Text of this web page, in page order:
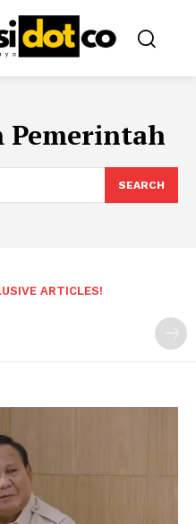
Pemerintah
SEARCH
ARTICLES!